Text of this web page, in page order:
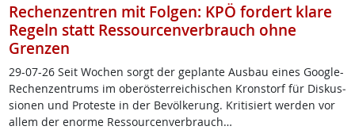
Rechenzentren mit Folgen: KPÖ fordert klare
Regeln statt Ressourcenverbrauch ohne
Grenzen
29-07-26 Seit Wo­chen sorgt der ge­plan­te Aus­bau ei­nes Goog­le-
Re­chen­zen­trums im ober­ös­t­er­rei­chi­schen Kron­s­torf für Dis­kus­
sio­nen und Pro­tes­te in der Be­völ­ke­rung. Kri­ti­siert wer­den vor
al­lem der enor­me Res­sour­cen­ver­brauch…